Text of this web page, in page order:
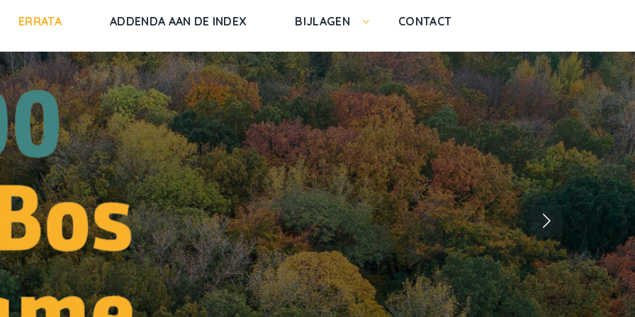
ERRATA ADDENDA AAN DE INDEX BIJLAGEN CONTACT